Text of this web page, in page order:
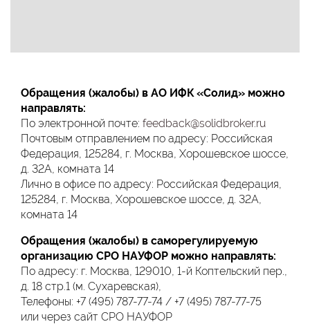
Обращения (жалобы) в АО ИФК «Солид» можно
направлять:
По электронной почте: feedback@solidbroker.ru
Почтовым отправлением по адресу: Российская
Федерация, 125284, г. Москва, Хорошевское шоссе,
д. 32А, комната 14
Лично в офисе по адресу: Российская Федерация,
125284, г. Москва, Хорошевское шоссе, д. 32А,
комната 14
Обращения (жалобы) в саморегулируемую
организацию СРО НАУФОР можно направлять:
По адресу: г. Москва, 129010, 1-й Коптельский пер.,
д. 18 стр.1 (м. Сухаревская),
Телефоны: +7 (495) 787-77-74 / +7 (495) 787-77-75
или через сайт СРО НАУФОР